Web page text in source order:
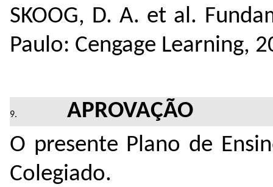
SKOOG, D. A. et al.
Paulo: Cengage Learning,
APROVAÇÃO
O presente Plano de
Colegiado.